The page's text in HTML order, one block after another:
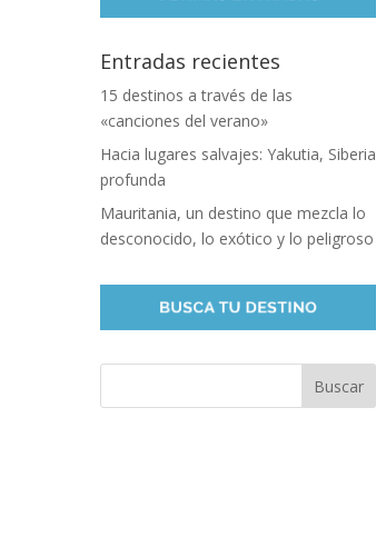
Entradas recientes
15 destinos a través de las
«canciones del verano»
Hacia lugares salvajes: Yakutia, Siberia
profunda
Mauritania, un destino que mezcla lo
desconocido, lo exótico y lo peligroso